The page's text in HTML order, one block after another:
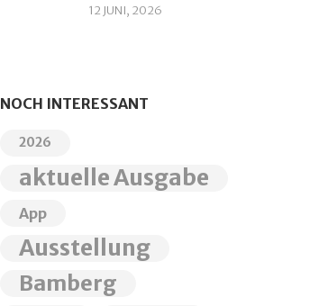
12 JUNI, 2026
NOCH INTERESSANT
2026
aktuelle Ausgabe
App
Ausstellung
Bamberg